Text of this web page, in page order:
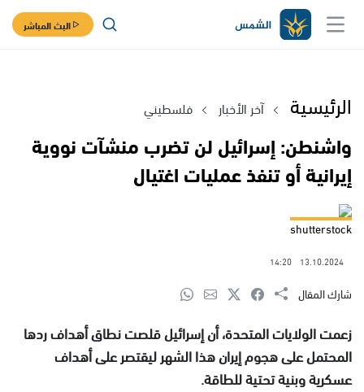
البث المباشر
الرئيسية آخر الأخبار فلسطيني
واشنطن: إسرائيل لن تضرب منشآت نووية
إيرانية أو تنفذ عمليات اغتيال
shutterstock
13.10.2024
14:20
شارك المقال
زعمت الولايات المتحدة، أن إسرائيل قلصت نطاق أهداف ردها
المحتمل على هجوم إيران هذا الشهر ليقتصر على أهداف
عسكرية وبنية تحتية للطاقة.